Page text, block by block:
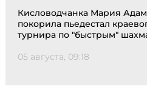
Кисловодчанка Мария
покорила пьедестал
турнира по "быстрым"
05 августа, 09:18